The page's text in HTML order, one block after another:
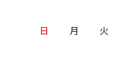
日 月 火